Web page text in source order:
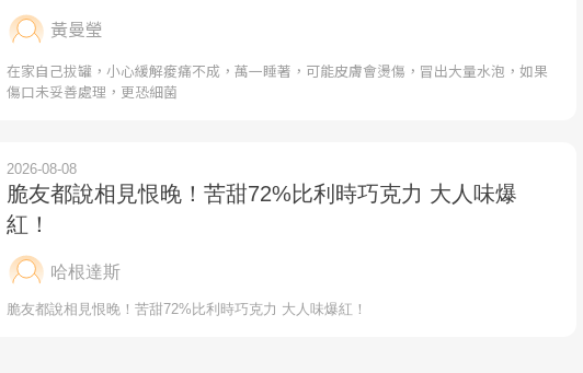
黃曼瑩
在家自己拔罐，小心緩解痠痛不成，萬一睡著，可能皮膚會燙傷，冒出大量水泡，如果
傷口未妥善處理，更恐細菌